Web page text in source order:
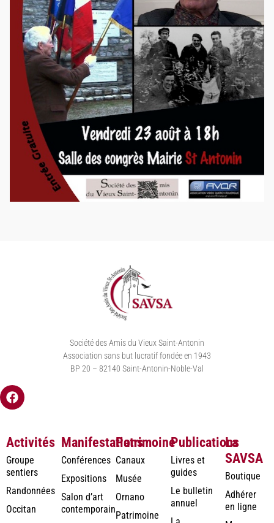
Société des Amis du Vieux Saint-Antonin
Association sans but lucratif fondée en 1943
BP 20 – 82140 Saint-Antonin-Noble-Val
Activités
Groupe
sentiers
Randonnées
Occitan
Manifestations
Conférences
Expositions
Salon d’art
contemporain
Patrimoine
Canaux
Musée
Ornano
Patrimoine
Publications
Livres et
guides
Le bulletin
annuel
La
SAVSA
Boutique
Adhérer
en ligne